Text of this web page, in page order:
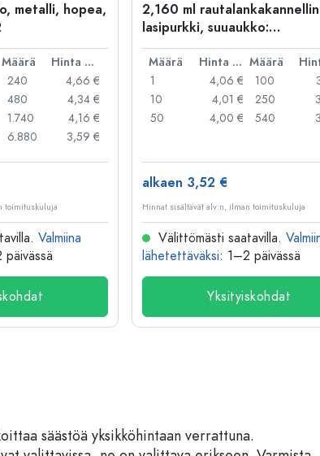
metalli, hopea,
Määrä
Hinta per kpl
240
4,66 €
480
4,34 €
1.740
4,16 €
6.880
3,59 €
toimituskuluja
Valmiina
2,160 ml
lasipurkki, suuaukko:
rautalankakannellinen suljin
Määrä Hinta per kpl Määrä
1
4,06 €
10
4,01 €
50
4,00 €
100
250
540
alkaen 3,52 €
Hinnat sisältävät alv:n, ilman toimituskuluja
Välittömästi saatavilla.
lähetettäväksi: 1–2 päivässä
Yksityiskohdat
säästöä yksikköhintaan verrattuna.